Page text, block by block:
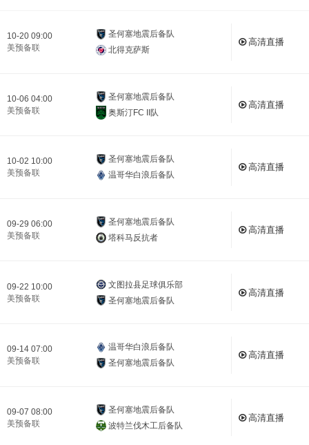
10-20 09:00
美预备联
圣何塞地震后备队
北得克萨斯
高清直播
10-06 04:00
美预备联
圣何塞地震后备队
奥斯汀FC II队
高清直播
10-02 10:00
美预备联
圣何塞地震后备队
温哥华白浪后备队
高清直播
09-29 06:00
美预备联
圣何塞地震后备队
塔科马反抗者
高清直播
09-22 10:00
美预备联
文图拉县足球俱乐部
圣何塞地震后备队
高清直播
09-14 07:00
美预备联
温哥华白浪后备队
圣何塞地震后备队
高清直播
09-07 08:00
美预备联
圣何塞地震后备队
波特兰伐木工后备队
高清直播